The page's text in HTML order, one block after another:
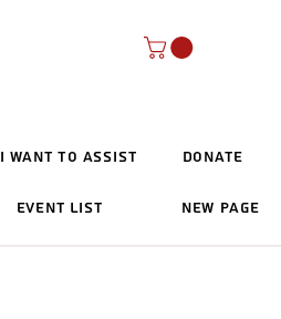
Donate
I Want To Assist
New Page
Event List